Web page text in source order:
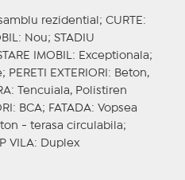
rezidential; CURTE :
: Nou; STADIU
IMOBIL : Exceptionala;
PERETI EXTERIORI : Beton,
: Tencuiala, Polistiren
: BCA; FATADA: Vopsea
- terasa circulabila;
VILA: Duplex